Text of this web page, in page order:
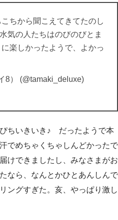
ちから聞こえてきてたのし
気の人たちはのびのびとま
楽しかったようで、よかっ
8） (@tamaki_deluxe)
ちいきいき♪ だったようで本
でめちゃくちゃしんどかったで
けできましたし、みなさまがお
なら、なんとかひとあんしんで
ングすぎた。亥、やっぱり激し